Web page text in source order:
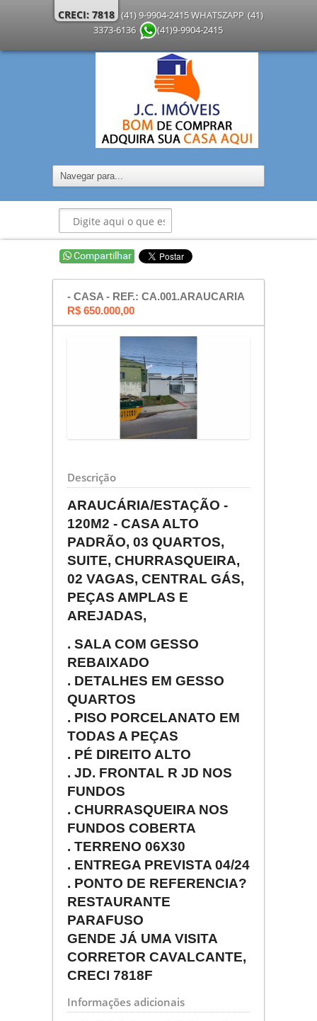
CRECI: 7818 (41) 9-9904-2415 WHATSZAPP (41)
3373-6136
(41)9-9904-2415
- CASA - REF.: CA.001.ARAUCARIA
R$ 650.000,00
Descrição
ARAUCÁRIA/ESTAÇÃO -
120M2 - CASA ALTO
PADRÃO, 03 QUARTOS,
SUITE, CHURRASQUEIRA,
02 VAGAS, CENTRAL GÁS,
PEÇAS AMPLAS E
AREJADAS,
. SALA COM GESSO
REBAIXADO
. DETALHES EM GESSO
QUARTOS
. PISO PORCELANATO EM
TODAS A PEÇAS
. PÉ DIREITO ALTO
. JD. FRONTAL R JD NOS
FUNDOS
. CHURRASQUEIRA NOS
FUNDOS COBERTA
. TERRENO 06X30
. ENTREGA PREVISTA 04/24
. PONTO DE REFERENCIA?
RESTAURANTE
PARAFUSO
GENDE JÁ UMA VISITA
CORRETOR CAVALCANTE,
CRECI 7818F
Informações adicionais